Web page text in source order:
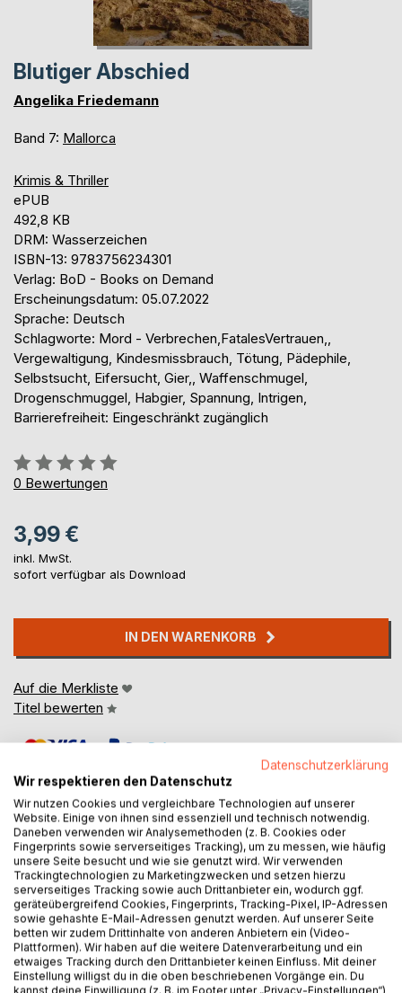
Blutiger Abschied
Angelika Friedemann
Band 7: Mallorca
Krimis & Thriller
ePUB
492,8 KB
DRM: Wasserzeichen
ISBN-13: 9783756234301
Verlag: BoD - Books on Demand
Erscheinungsdatum: 05.07.2022
Sprache: Deutsch
Schlagworte: Mord - Verbrechen,FatalesVertrauen,,
Vergewaltigung, Kindesmissbrauch, Tötung, Pädephile,
Selbstsucht, Eifersucht, Gier,, Waffenschmugel,
Drogenschmuggel, Habgier, Spannung, Intrigen,
Barrierefreiheit: Eingeschränkt zugänglich
Bewertung::
0%
0 Bewertungen
3,99 €
inkl. MwSt.
sofort verfügbar als Download
IN DEN WARENKORB
Auf die Merkliste
Titel bewerten
BESCHREIBUNG
Die größte Entscheidung deines Lebens liegt darin, dass
du dein Leben ändern kannst, indem du deine
Geisteshaltung änderst.
Albert Schweitzer
Philipe Jorges, ist Leiter der Abteilung für besondere und
Datenschutzerklärung
Wir respektieren den Datenschutz
Wir nutzen Cookies und vergleichbare Technologien auf unserer
Website. Einige von ihnen sind essenziell und technisch notwendig.
Daneben verwenden wir Analysemethoden (z. B. Cookies oder
Fingerprints sowie serverseitiges Tracking), um zu messen, wie häufig
unsere Seite besucht und wie sie genutzt wird. Wir verwenden
Trackingtechnologien zu Marketingzwecken und setzen hierzu
serverseitiges Tracking sowie auch Drittanbieter ein, wodurch ggf.
geräteübergreifend Cookies, Fingerprints, Tracking-Pixel, IP-Adressen
sowie gehashte E-Mail-Adressen genutzt werden. Auf unserer Seite
betten wir zudem Drittinhalte von anderen Anbietern ein (Video-
Plattformen). Wir haben auf die weitere Datenverarbeitung und ein
etwaiges Tracking durch den Drittanbieter keinen Einfluss. Mit deiner
Einstellung willigst du in die oben beschriebenen Vorgänge ein. Du
kannst deine Einwilligung (z. B. im Footer unter „Privacy-Einstellungen“)